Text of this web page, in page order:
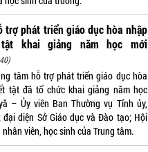
trợ phát triển giáo dục hòa nhập
khai giảng năm học mới
tâm hỗ trợ phát triển giáo dục hòa
tật đã tổ chức khai giảng năm học
– Ủy viên Ban Thường vụ Tỉnh ủy,
đại diện Sở Giáo dục và Đào tạo; Hội
viên, học sinh của Trung tâm.